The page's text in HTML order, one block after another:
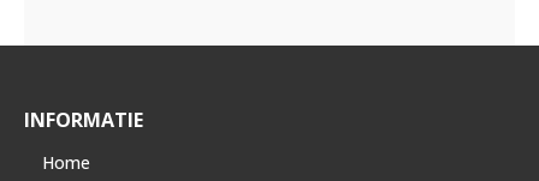
INFORMATIE
Home